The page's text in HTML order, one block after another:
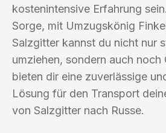
kostenintensive Erfahrung
Sorge, mit Umzugskönig
Salzgitter kannst du nicht nur
umziehen, sondern auch noch
bieten dir eine zuverlässige
Lösung für den Transport
von Salzgitter nach Russe.